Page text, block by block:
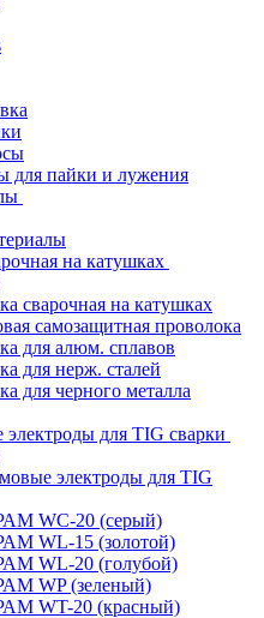
для пайки и лужения
на катушках
сварочная на катушках
самозащитная проволока
для алюм. сплавов
для нерж. сталей
для черного металла
для TIG сварки
электроды для TIG
WC-20 (серый)
WL-15 (золотой)
WL-20 (голубой)
WP (зеленый)
WT-20 (красный)